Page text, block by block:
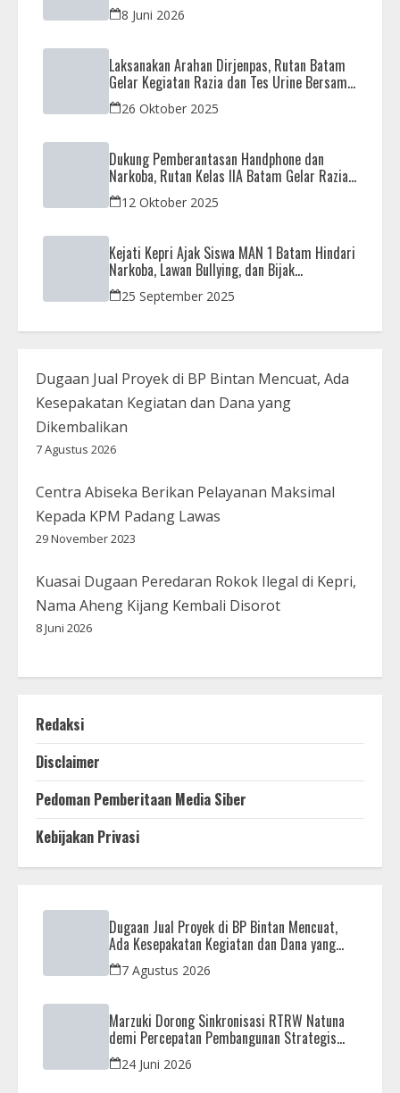
8 Juni 2026
Laksanakan Arahan Dirjenpas, Rutan Batam
Gelar Kegiatan Razia dan Tes Urine Bersama
APH26 Oktober 2025
Dukung Pemberantasan Handphone dan
Narkoba, Rutan Kelas IIA Batam Gelar Razia
Bersama Aparat Penegak Hukum
12 Oktober 2025
Kejati Kepri Ajak Siswa MAN 1 Batam Hindari
Narkoba, Lawan Bullying, dan Bijak
Bermedsos
25 September 2025
Dugaan Jual Proyek di BP Bintan Mencuat, Ada
Kesepakatan Kegiatan dan Dana yang
Dikembalikan
7 Agustus 2026
Centra Abiseka Berikan Pelayanan Maksimal
Kepada KPM Padang Lawas
29 November 2023
Kuasai Dugaan Peredaran Rokok Ilegal di Kepri,
Nama Aheng Kijang Kembali Disorot
8 Juni 2026
Redaksi
Disclaimer
Pedoman Pemberitaan Media Siber
Kebijakan Privasi
Dugaan Jual Proyek di BP Bintan Mencuat,
Ada Kesepakatan Kegiatan dan Dana yang
Dikembalikan
7 Agustus 2026
Marzuki Dorong Sinkronisasi RTRW Natuna
demi Percepatan Pembangunan Strategis
Daerah24 Juni 2026